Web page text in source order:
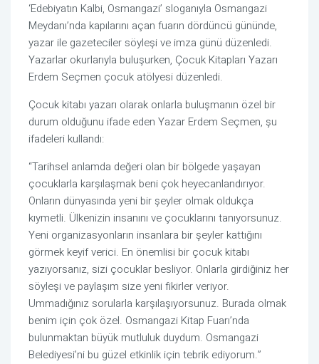
‘Edebiyatın Kalbi, Osmangazi’ sloganıyla Osmangazi
Meydanı’nda kapılarını açan fuarın dördüncü gününde,
yazar ile gazeteciler söyleşi ve imza günü düzenledi.
Yazarlar okurlarıyla buluşurken, Çocuk Kitapları Yazarı
Erdem Seçmen çocuk atölyesi düzenledi.
Çocuk kitabı yazarı olarak onlarla buluşmanın özel bir
durum olduğunu ifade eden Yazar Erdem Seçmen, şu
ifadeleri kullandı:
“Tarihsel anlamda değeri olan bir bölgede yaşayan
çocuklarla karşılaşmak beni çok heyecanlandırıyor.
Onların dünyasında yeni bir şeyler olmak oldukça
kıymetli. Ülkenizin insanını ve çocuklarını tanıyorsunuz.
Yeni organizasyonların insanlara bir şeyler kattığını
görmek keyif verici. En önemlisi bir çocuk kitabı
yazıyorsanız, sizi çocuklar besliyor. Onlarla girdiğiniz her
söyleşi ve paylaşım size yeni fikirler veriyor.
Ummadığınız sorularla karşılaşıyorsunuz. Burada olmak
benim için çok özel. Osmangazi Kitap Fuarı’nda
bulunmaktan büyük mutluluk duydum. Osmangazi
Belediyesi’ni bu güzel etkinlik için tebrik ediyorum.”